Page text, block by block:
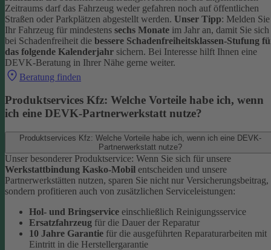
Zeitraums darf das Fahrzeug weder gefahren noch auf öffentlichen
Straßen oder Parkplätzen abgestellt werden. Unser Tipp: Melden Sie
Ihr Fahrzeug für mindestens sechs Monate im Jahr an, damit Sie sich
bei Schadenfreiheit die bessere Schadenfreiheitsklassen-Stufung
das folgende Kalenderjahr sichern. Bei Interesse hilft Ihnen eine
DEVK-Beratung in Ihrer Nähe gerne weiter.
Beratung finden
Produktservices Kfz: Welche Vorteile habe ich, wenn
ich eine DEVK-Partnerwerkstatt nutze?
Produktservices Kfz: Welche Vorteile habe ich, wenn ich eine DEVK-
Partnerwerkstatt nutze?
Unser besonderer Produktservice: Wenn Sie sich für unsere
Werkstattbindung Kasko-Mobil entscheiden und unsere
Partnerwerkstätten nutzen, sparen Sie nicht nur Versicherungsbeitrag,
sondern profitieren auch von zusätzlichen Serviceleistungen:
Hol- und Bringservice einschließlich Reinigungsservice
Ersatzfahrzeug für die Dauer der Reparatur
10 Jahre Garantie für die ausgeführten Reparaturarbeiten mit
Eintritt in die Herstellergarantie